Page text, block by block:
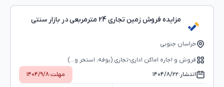
مزایده فروش زمین تجاری 24 مترمربعی در بازار سنتی
خراسان جنوبی
فروش و اجاره اماکن اداری-تجاری (بوفه، استخر و...)
انتشار:۱۴۰۴/۸/۲۲ مهلت:۱۴۰۴/۹/۸